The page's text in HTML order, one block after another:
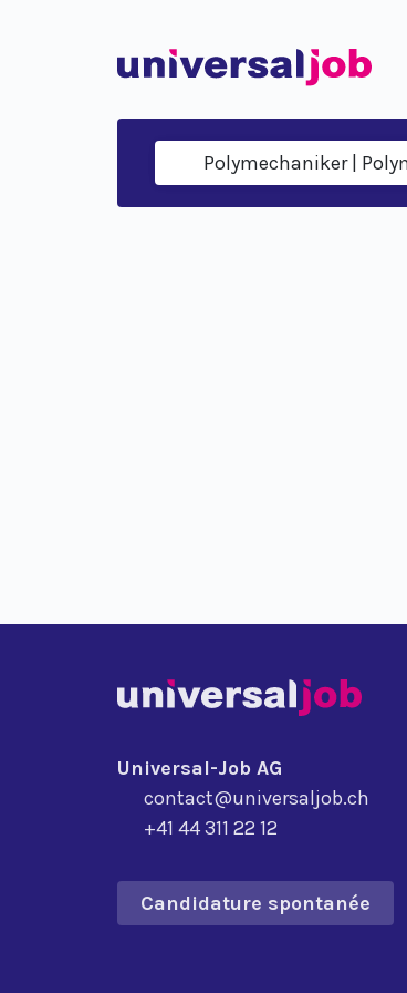
Universal-Job AG
contact@universaljob.ch
+41 44 311 22 12
Candidature spontanée